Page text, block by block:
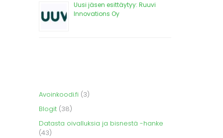
Uusi jäsen esittäytyy: Ruuvi
Innovations Oy
Avoinkoodi.fi (3)
Blogit (38)
Datasta oivalluksia ja bisnestä -hanke
(43)